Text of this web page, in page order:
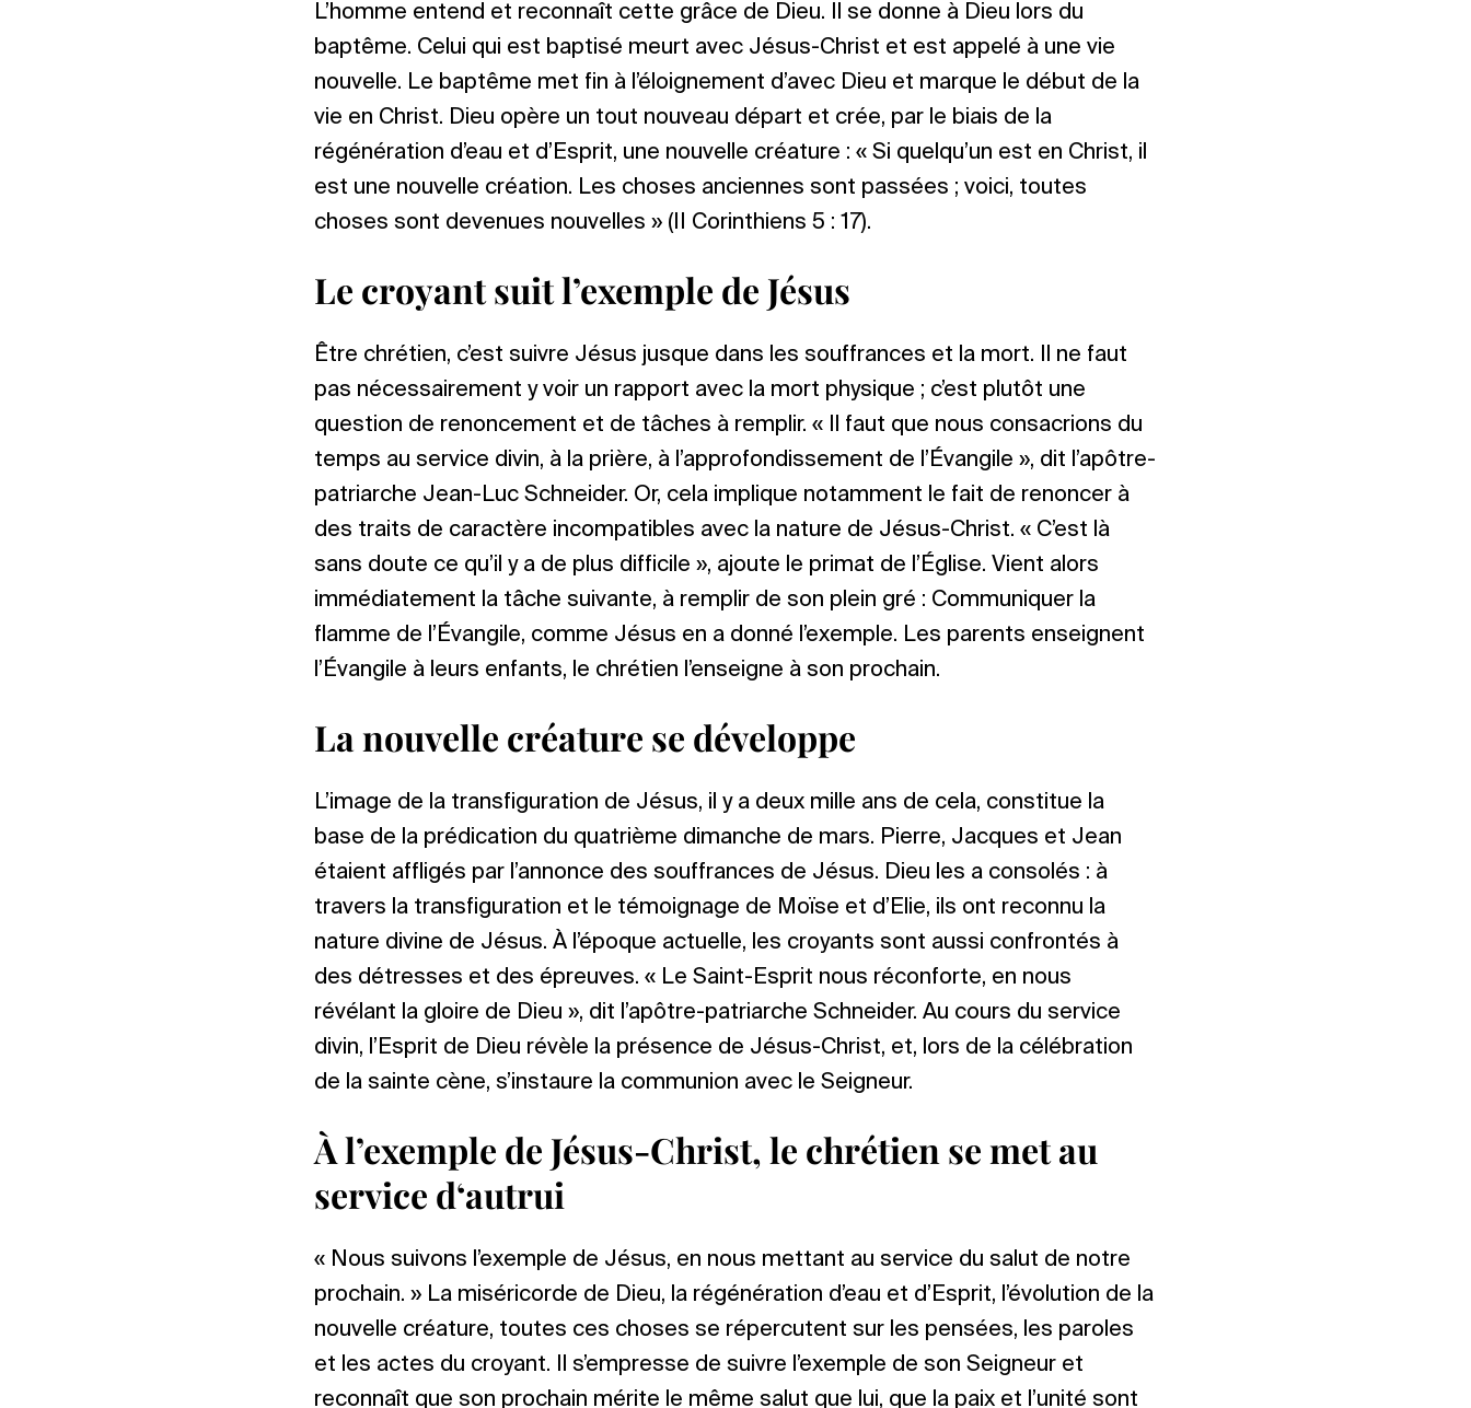
L’homme entend et reconnaît cette grâce de Dieu. Il se donne à Dieu lors du
baptême. Celui qui est baptisé meurt avec Jésus-Christ et est appelé à une vie
nouvelle. Le baptême met fin à l’éloignement d’avec Dieu et marque le début de la
vie en Christ. Dieu opère un tout nouveau départ et crée, par le biais de la
régénération d’eau et d’Esprit, une nouvelle créature : « Si quelqu’un est en Christ, il
est une nouvelle création. Les choses anciennes sont passées ; voici, toutes
choses sont devenues nouvelles » (II Corinthiens 5 : 17).
Le croyant suit l’exemple de Jésus
Être chrétien, c’est suivre Jésus jusque dans les souffrances et la mort. Il ne faut
pas nécessairement y voir un rapport avec la mort physique ; c’est plutôt une
question de renoncement et de tâches à remplir. « Il faut que nous consacrions du
temps au service divin, à la prière, à l’approfondissement de l’Évangile », dit l’apôtre-
patriarche Jean-Luc Schneider. Or, cela implique notamment le fait de renoncer à
des traits de caractère incompatibles avec la nature de Jésus-Christ. « C’est là
sans doute ce qu’il y a de plus difficile », ajoute le primat de l’Église. Vient alors
immédiatement la tâche suivante, à remplir de son plein gré : Communiquer la
flamme de l’Évangile, comme Jésus en a donné l’exemple. Les parents enseignent
l’Évangile à leurs enfants, le chrétien l’enseigne à son prochain.
La nouvelle créature se développe
L’image de la transfiguration de Jésus, il y a deux mille ans de cela, constitue la
base de la prédication du quatrième dimanche de mars. Pierre, Jacques et Jean
étaient affligés par l’annonce des souffrances de Jésus. Dieu les a consolés : à
travers la transfiguration et le témoignage de Moïse et d’Elie, ils ont reconnu la
nature divine de Jésus. À l’époque actuelle, les croyants sont aussi confrontés à
des détresses et des épreuves. « Le Saint-Esprit nous réconforte, en nous
révélant la gloire de Dieu », dit l’apôtre-patriarche Schneider. Au cours du service
divin, l’Esprit de Dieu révèle la présence de Jésus-Christ, et, lors de la célébration
de la sainte cène, s’instaure la communion avec le Seigneur.
À l’exemple de Jésus-Christ, le chrétien se met au
service d‘autrui
« Nous suivons l’exemple de Jésus, en nous mettant au service du salut de notre
prochain. » La miséricorde de Dieu, la régénération d’eau et d’Esprit, l’évolution de la
nouvelle créature, toutes ces choses se répercutent sur les pensées, les paroles
et les actes du croyant. Il s’empresse de suivre l’exemple de son Seigneur et
reconnaît que son prochain mérite le même salut que lui, que la paix et l’unité sont